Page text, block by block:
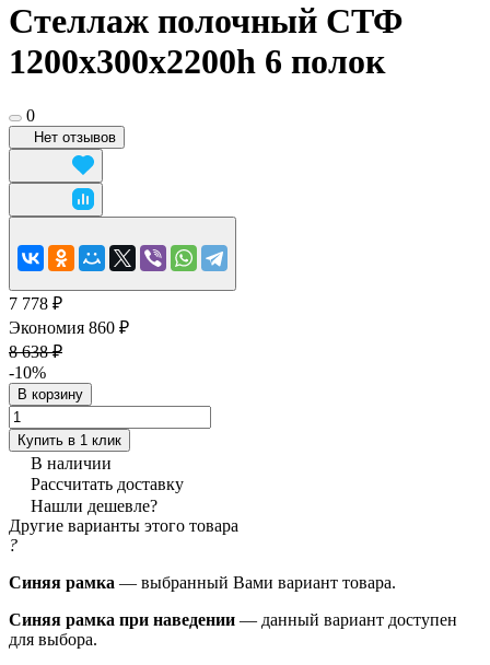
Стеллаж полочный СТФ
1200х300x2200h 6 полок
0
Нет отзывов
7 778 ₽
Экономия 860 ₽
8 638 ₽
-10%
В корзину
Купить в 1 клик
В наличии
Рассчитать доставку
Нашли дешевле?
Другие варианты этого товара
?
Синяя рамка — выбранный Вами вариант товара.
Синяя рамка при наведении — данный вариант доступен
для выбора.